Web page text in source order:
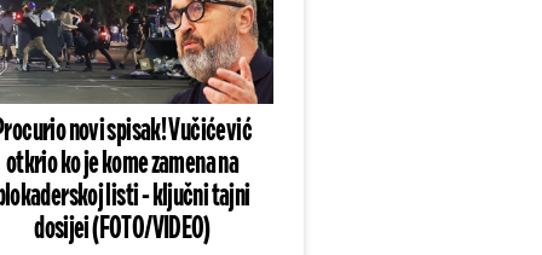
novi spisak! Vučićević
otkrio ko je kome zamena na
listi - ključni tajni
dosijei (FOTO/VIDEO)